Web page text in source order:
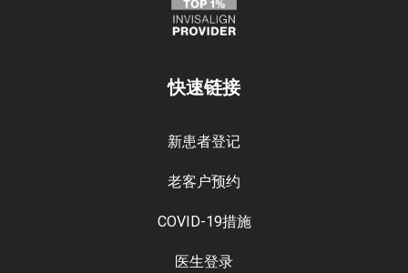
快速链接
新患者登记
老客户预约
COVID-19措施
医生登录